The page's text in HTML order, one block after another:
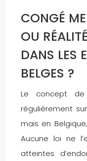
CONGÉ
OU
DANS LES
BELGES ?
Le concept
régulièrement
mais en
Aucune loi ne
atteintes